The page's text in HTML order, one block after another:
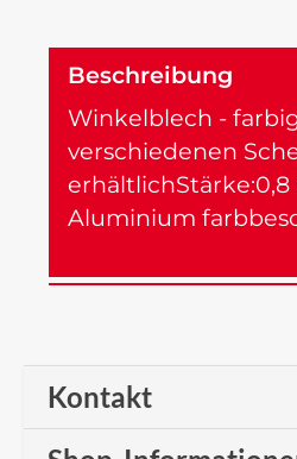
Beschreibung
Winkelblech -
verschiedenen
Aluminium
Kontakt